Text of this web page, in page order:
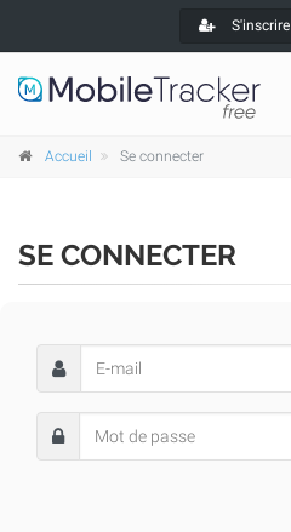
S'inscrire
Accueil Se connecter
SE CONNECTER